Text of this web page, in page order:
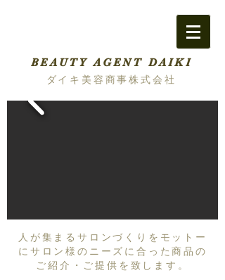
BEAUTY AGENT DAIKI
ダイキ美容商事株式会社
人が集まるサロンづくりをモットー
にサロン様のニーズに合った商品の
ご紹介・ご提供を致します。